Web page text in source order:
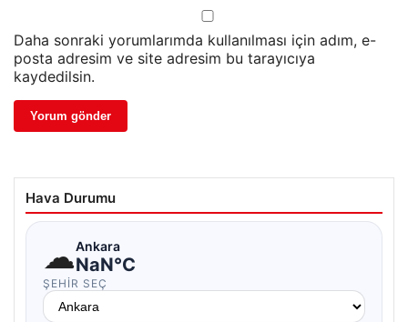
Daha sonraki yorumlarımda kullanılması için adım, e-
posta adresim ve site adresim bu tarayıcıya
kaydedilsin.
Hava Durumu
☁Ankara
NaN°C
ŞEHIR SEÇ